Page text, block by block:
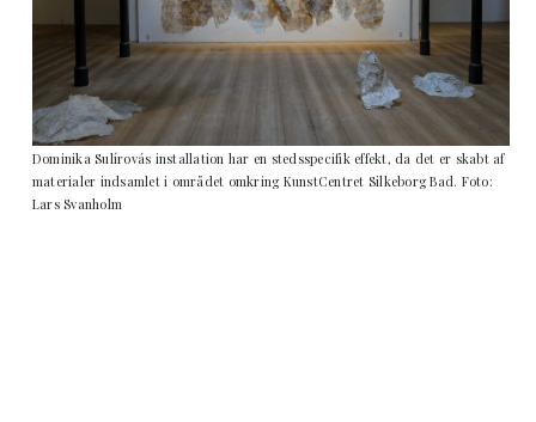
Dominika Sulírovás installation har en stedsspecifik effekt, da det er skabt af
materialer indsamlet i området omkring KunstCentret Silkeborg Bad. Foto:
Lars Svanholm